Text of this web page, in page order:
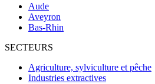
Aude
Aveyron
Bas-Rhin
SECTEURS
Agriculture, sylviculture et pêche
Industries extractives